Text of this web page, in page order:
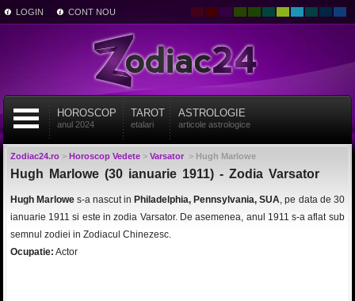
LOGIN CONT NOU
HOROSCOP
anul 2024
TAROT
etalari
ASTROLOGIE
articole astrologice
Zodiac24.ro> Horoscop Vedete> Varsator> Hugh Marlowe
Hugh Marlowe (30 ianuarie 1911) - Zodia Varsator
Hugh Marlowe s-a nascut in Philadelphia, Pennsylvania, SUA, pe data de 30
ianuarie 1911 si este in zodia Varsator. De asemenea, anul 1911 s-a aflat sub
semnul zodiei in Zodiacul Chinezesc.
Ocupatie: Actor